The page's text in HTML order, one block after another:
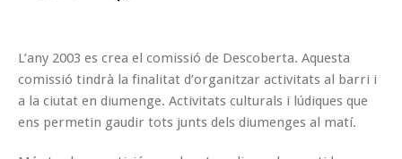
L’any 2003 es crea el comissió de Descoberta. Aquesta
comissió tindrà la finalitat d’organitzar activitats al barri i
a la ciutat en diumenge. Activitats culturals i lúdiques que
ens permetin gaudir tots junts dels diumenges al matí.